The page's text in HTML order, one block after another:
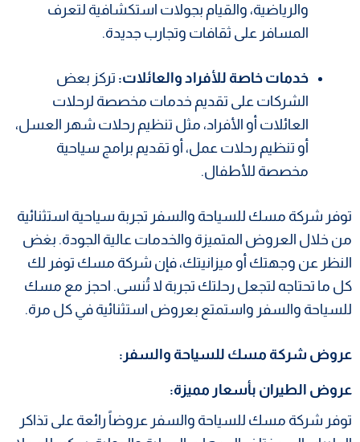
والرياضية، والقيام بجولات استكشافية لتعرف
المسافر على ثقافات وتجارب جديدة.
خدمات خاصة للأفراد والعائلات: تركز بعض
الشركات على تقديم خدمات مخصصة لرحلات
العائلات أو الأفراد، مثل تنظيم رحلات شهر العسل،
أو تنظيم رحلات عمل، أو تقديم برامج سياحية
مخصصة للأطفال.
توفر شركة مسك للسياحة والسفر تجربة سياحية استثنائية
من خلال العروض المتميزة والخدمات عالية الجودة. بغض
النظر عن وجهتك أو ميزانيتك، فإن شركة مسك توفر لك
كل ما تحتاجه لتجعل رحلتك تجربة لا تُنسى. احجز مع مسك
للسياحة والسفر واستمتع بعروض استثنائية في كل مرة.
عروض شركة مسك للسياحة والسفر:
عروض الطيران بأسعار مميزة:
توفر شركة مسك للسياحة والسفر عروضاً رائعة على تذاكر